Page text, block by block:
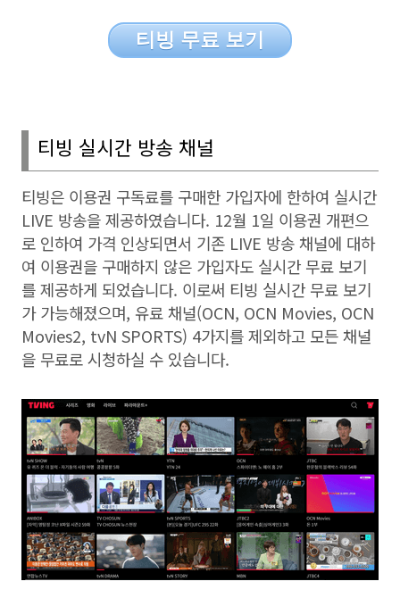
티빙 무료 보기
티빙 실시간 방송 채널
티빙은 이용권 구독료를 구매한 가입자에 한하여 실시간
LIVE 방송을 제공하였습니다. 12월 1일 이용권 개편으
로 인하여 가격 인상되면서 기존 LIVE 방송 채널에 대하
여 이용권을 구매하지 않은 가입자도 실시간 무료 보기
를 제공하게 되었습니다. 이로써 티빙 실시간 무료 보기
가 가능해졌으며, 유료 채널(OCN, OCN Movies, OCN
Movies2, tvN SPORTS) 4가지를 제외하고 모든 채널
을 무료로 시청하실 수 있습니다.